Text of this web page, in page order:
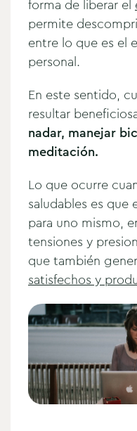
forma de liberar el
permite
entre lo que es el
personal.
En este sentido,
resultar
nadar, manejar
meditación.
Lo que ocurre
saludables es que
para uno mismo,
tensiones y
que también
satisfechos y